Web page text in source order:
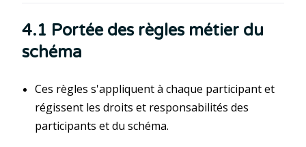
4.1 Portée des règles métier du
schéma
Ces règles s'appliquent à chaque participant et
régissent les droits et responsabilités des
participants et du schéma.